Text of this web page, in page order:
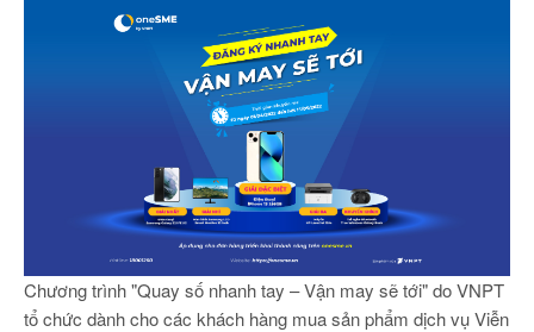
Chương trình "Quay số nhanh tay – Vận may sẽ tới" do VNPT
tổ chức dành cho các khách hàng mua sản phẩm dịch vụ Viễn